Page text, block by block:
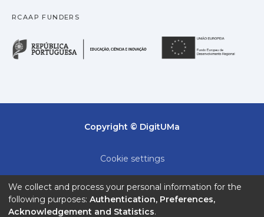
RCAAP FUNDERS
República Portuguesa
Copyright © DigitUMa
Cookie settings
End User Agreement
We collect and process your personal information for the
following purposes: Authentication, Preferences,
Acknowledgement and Statistics.